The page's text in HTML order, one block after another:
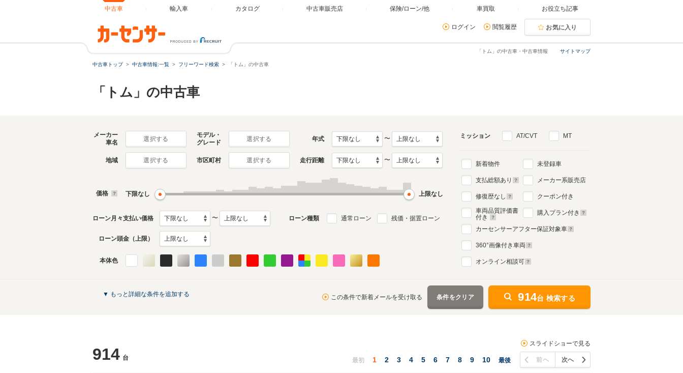
中古車 輸入車 カタログ 中古車販売店 保険/ローン/他 車買取 お役立ち記事
ログイン 閲覧履歴 お気に入り
サイトマップ
「トム」の中古車・中古車情報
中古車トップ 中古車情報:一覧 フリーワード検索 「トム」の中古車
「トム」の中古車
メーカー
車名
選択する
モデル・
グレード
選択する 年式 〜
地域 選択する 市区町村 選択する 走行距離 〜
価格 下限なし 上限なし
ローン月々支払い価格 〜 ローン種類 通常ローン 残価・据置ローン
ローン頭金（上限）
本体色
ミッション AT/CVT MT
新着物件
支払総額あり
修復歴なし
車両品質評価書
付き
未登録車
メーカー系販売店
クーポン付き
購入プラン付き
カーセンサーアフター保証対象車
360°画像付き車両
オンライン相談可
▼ もっと詳細な条件を追加する この条件で新着メールを受け取る 条件をクリア 914台 検索する
914 台
スライドショーで見る
最初 1 2 3 4 5 6 7 8 9 10 最後 前へ 次へ